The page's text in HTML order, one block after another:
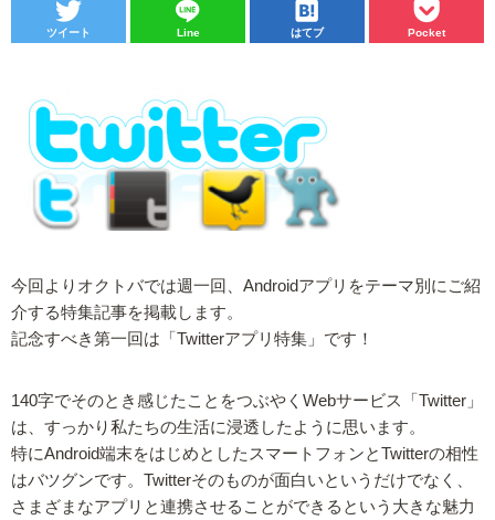
ツイート Line はてブ Pocket
今回よりオクトバでは週一回、Androidアプリをテーマ別にご紹
介する特集記事を掲載します。
記念すべき第一回は「Twitterアプリ特集」です！
140字でそのとき感じたことをつぶやくWebサービス「Twitter」
は、すっかり私たちの生活に浸透したように思います。
特にAndroid端末をはじめとしたスマートフォンとTwitterの相性
はバツグンです。Twitterそのものが面白いというだけでなく、
さまざまなアプリと連携させることができるという大きな魅力